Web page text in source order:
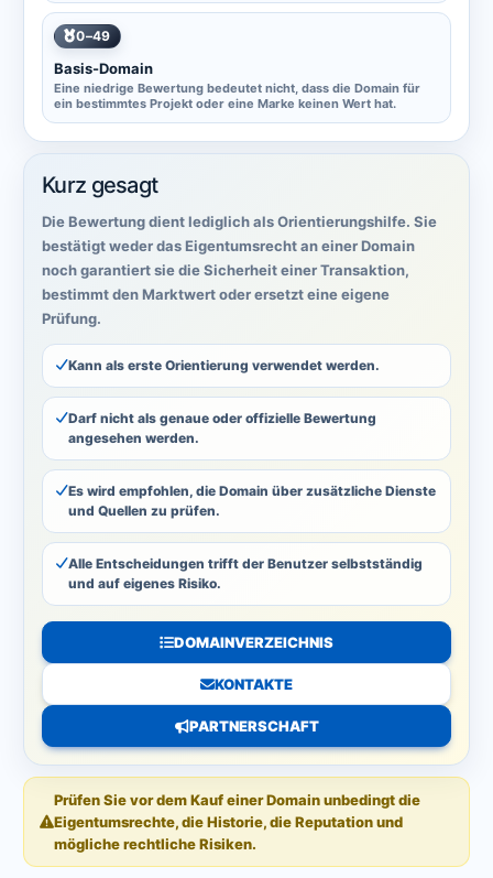
0–49
Basis-Domain
Eine niedrige Bewertung bedeutet nicht, dass die Domain für
ein bestimmtes Projekt oder eine Marke keinen Wert hat.
Kurz gesagt
Die Bewertung dient lediglich als Orientierungshilfe. Sie
bestätigt weder das Eigentumsrecht an einer Domain
noch garantiert sie die Sicherheit einer Transaktion,
bestimmt den Marktwert oder ersetzt eine eigene
Prüfung.
Kann als erste Orientierung verwendet werden.
Darf nicht als genaue oder offizielle Bewertung
angesehen werden.
Es wird empfohlen, die Domain über zusätzliche Dienste
und Quellen zu prüfen.
Alle Entscheidungen trifft der Benutzer selbstständig
und auf eigenes Risiko.
DOMAINVERZEICHNIS
KONTAKTE
PARTNERSCHAFT
Prüfen Sie vor dem Kauf einer Domain unbedingt die
Eigentumsrechte, die Historie, die Reputation und
mögliche rechtliche Risiken.